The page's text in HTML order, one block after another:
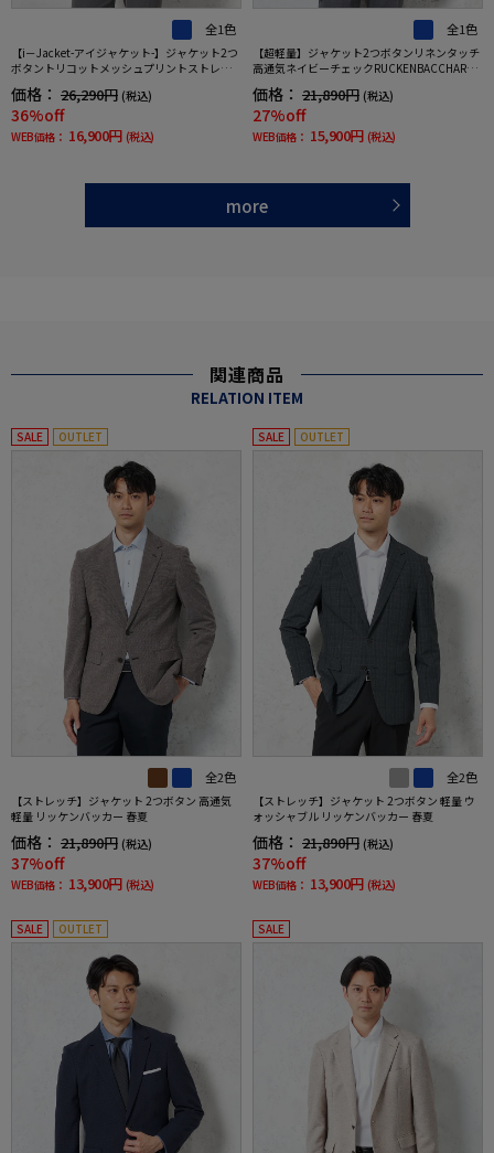
全1色
【i－Jacket-アイジャケット-】ジャケット2つ
ボタントリコットメッシュプリントストレッ
価格： 26,290円 (税込)
36%off
WEB価格： 16,900円 (税込)
全1色
【超軽量】ジャケット2つボタンリネンタッチ
高通気ネイビーチェックRUCKENBACCHAR春
価格： 21,890円 (税込)
27%off
WEB価格： 15,900円 (税込)
more
関連商品
RELATION ITEM
SALE OUTLET
全2色
【ストレッチ】ジャケット 2つボタン 高通気
軽量 リッケンバッカー 春夏
価格： 21,890円 (税込)
37%off
WEB価格： 13,900円 (税込)
SALE OUTLET
全2色
【ストレッチ】ジャケット 2つボタン 軽量 ウ
ォッシャブル リッケンバッカー 春夏
価格： 21,890円 (税込)
37%off
WEB価格： 13,900円 (税込)
SALE OUTLET SALE